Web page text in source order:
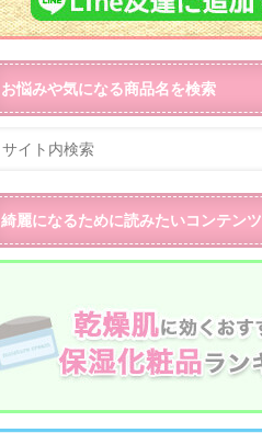
お悩みや気になる商品名を検索
綺麗になるために読みたいコンテンツ